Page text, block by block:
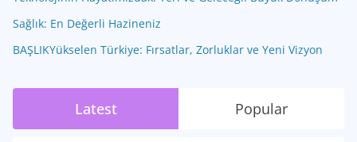
Sağlık: En Değerli Hazineniz
BAŞLIKYükselen Türkiye: Fırsatlar, Zorluklar ve Yeni Vizyon
Latest Popular